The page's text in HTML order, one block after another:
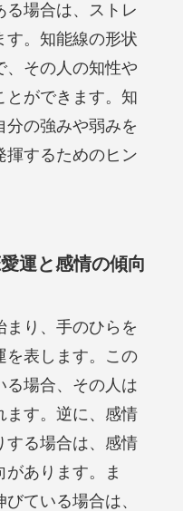
る場合は、ストレ
す。知能線の形状
、その人の知性や
とができます。知
分の強みや弱みを
揮するためのヒン
運と感情の傾向
まり、手のひらを
を表します。この
る場合、その人は
ます。逆に、感情
する場合は、感情
あります。ま
ている場合は、